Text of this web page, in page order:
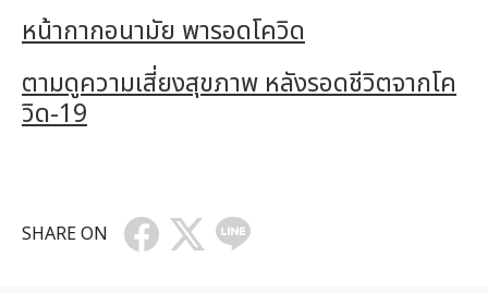
หน้ากากอนามัย พารอดโควิด
ตามดูความเสี่ยงสุขภาพ หลังรอดชีวิตจากโค
วิด-19
SHARE ON